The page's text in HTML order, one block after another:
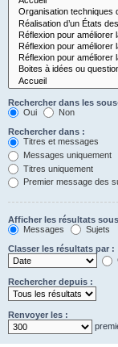
Rechercher dans les
Oui
Non
Rechercher dans :
Titres et messages
Messages uniquement
Titres uniquement
Premier message des
Afficher les résultats
Messages
Sujets
Classer les résultats par :
Rechercher depuis :
Renvoyer les :